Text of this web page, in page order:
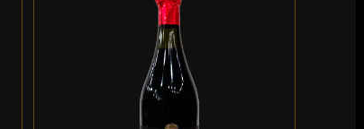
ADD TO CART / DETALLES